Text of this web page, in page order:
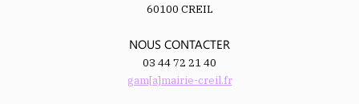
60100 CREIL
NOUS CONTACTER
03 44 72 21 40
gam[a]mairie-creil.fr